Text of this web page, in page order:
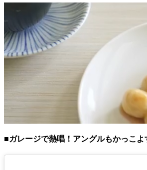
■ガレージで熱唱！アングルもかっこ